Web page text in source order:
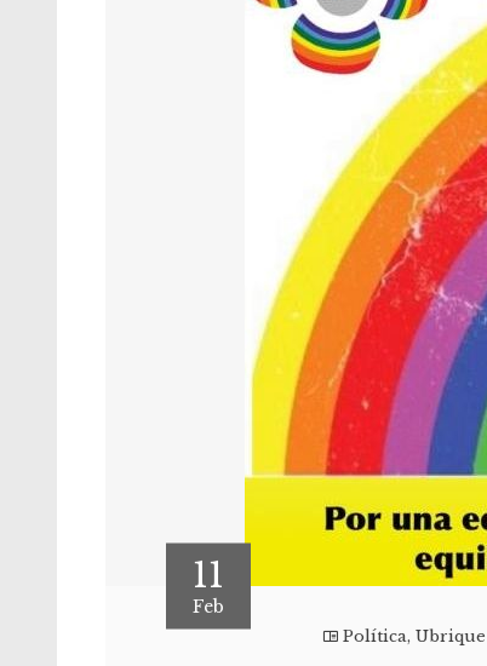
11
Feb
Política,Ubrique